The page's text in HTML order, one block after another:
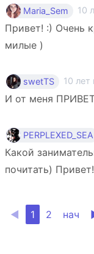
Maria_Sem 10
Привет! :) Очень
милые )
swetTS 10 лет
И от меня
PERPLEXED_SEA
Какой
почитать)
◀ 1 2 нач